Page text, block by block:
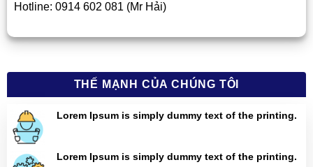
Hotline: 0914 602 081 (Mr Hải)
THẾ MẠNH CỦA CHÚNG TÔI
Lorem Ipsum is simply dummy text of the printing.
Lorem Ipsum is simply dummy text of the printing.